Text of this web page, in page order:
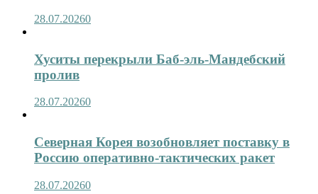
28.07.20260
Хуситы перекрыли Баб-эль-Мандебский
пролив
28.07.20260
Северная Корея возобновляет поставку в
Россию оперативно-тактических ракет
28.07.20260